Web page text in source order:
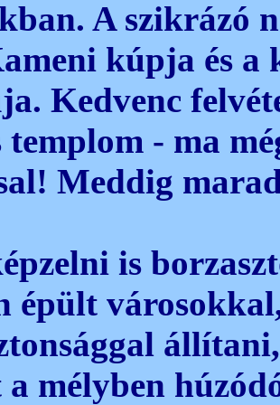
A szikrázó
kúpja és a
Kedvenc
- ma
Meddig
is
épült
mélyben